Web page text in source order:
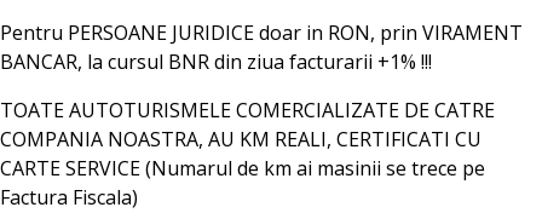
Pentru PERSOANE JURIDICE doar in RON, prin VIRAMENT
BANCAR, la cursul BNR din ziua facturarii +1% !!!
TOATE AUTOTURISMELE COMERCIALIZATE DE CATRE
COMPANIA NOASTRA, AU KM REALI, CERTIFICATI CU
CARTE SERVICE (Numarul de km ai masinii se trece pe
Factura Fiscala)